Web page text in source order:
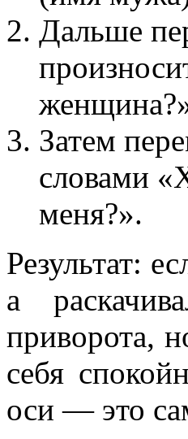
Дальше
Затем
словами
меня?».
Результат:
а
приворота,
себя
оси — это